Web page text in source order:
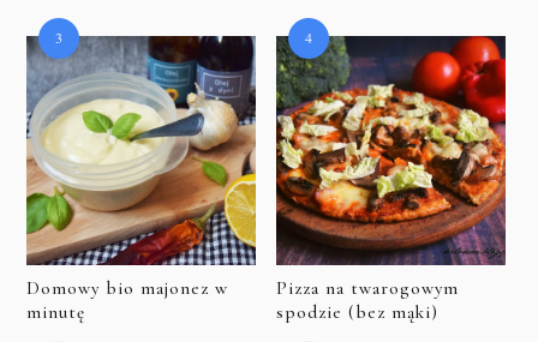
Domowy bio majonez w
minutę
Pizza na twarogowym
spodzie (bez mąki)